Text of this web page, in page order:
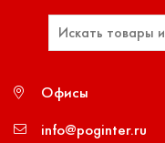
Офисы
info@poginter.ru